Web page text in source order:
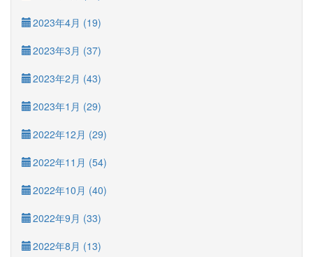
2023年4月 (19)
2023年3月 (37)
2023年2月 (43)
2023年1月 (29)
2022年12月 (29)
2022年11月 (54)
2022年10月 (40)
2022年9月 (33)
2022年8月 (13)